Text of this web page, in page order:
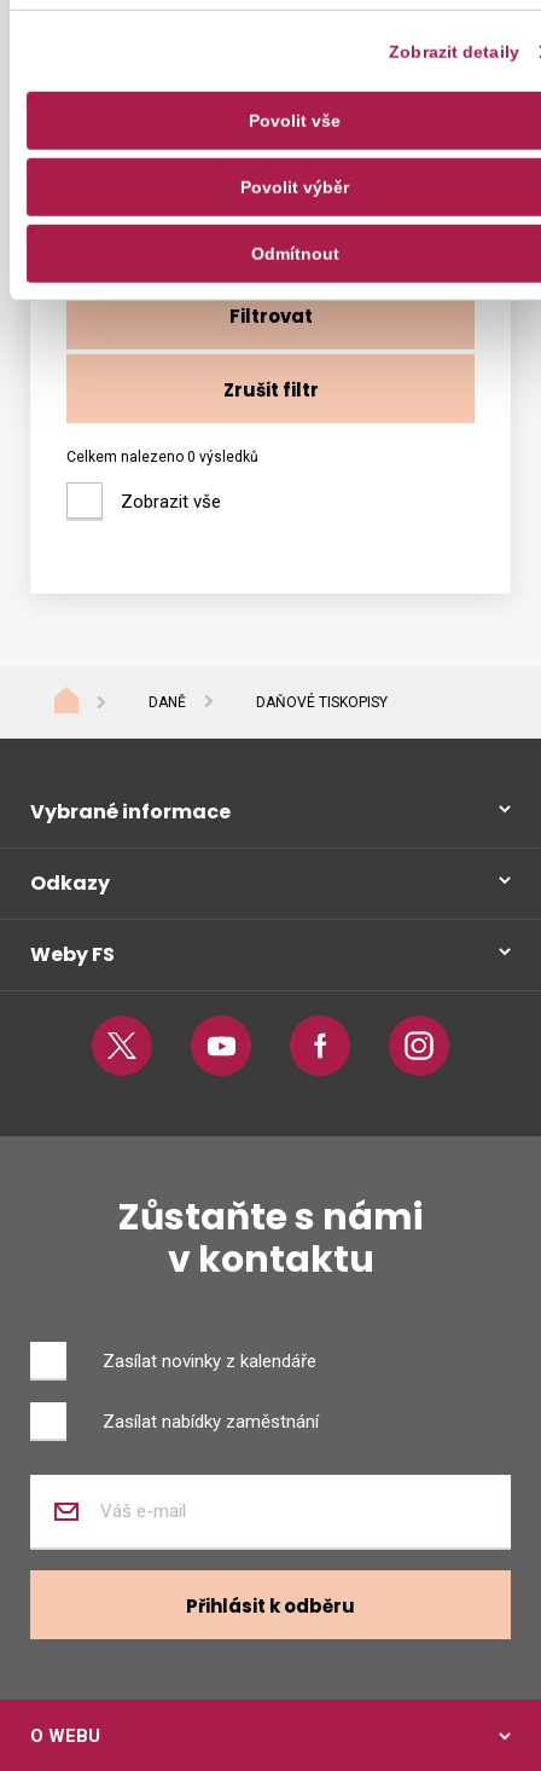
Zobrazit detaily
Povolit vše
Povolit výběr
Odmítnout
Přísně zúčtovatelné, stvrzenky, ceniny, účtenky
Vyhledat dle čísla nebo názvu
Filtrovat
Zrušit filtr
Celkem nalezeno 0 výsledků
Zobrazit vše
DANĚ DAŇOVÉ TISKOPISY
Vybrané informace
Odkazy
Weby FS
Twitter Youtube Facebook Instagram
Zůstaňte s námi
v kontaktu
Zasílat novinky z kalendáře
Zasílat nabídky zaměstnání
váš
mail
Přihlásit k odběru
O WEBU